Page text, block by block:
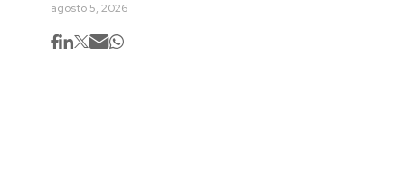
agosto 5, 2026